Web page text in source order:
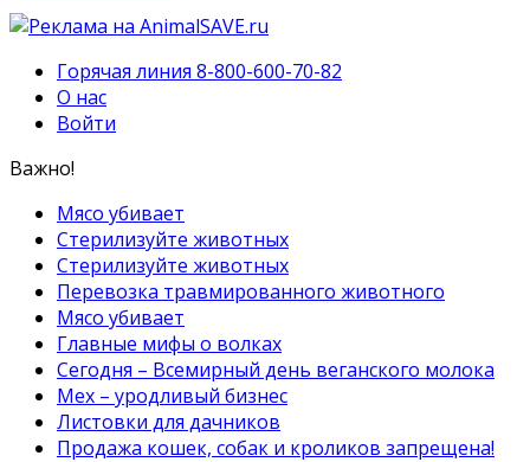
Горячая линия 8-800-600-70-82
О нас
Войти
Важно!
Мясо убивает
Стерилизуйте животных
Стерилизуйте животных
Перевозка травмированного животного
Мясо убивает
Главные мифы о волках
Сегодня – Всемирный день веганского молока
Мех – уродливый бизнес
Листовки для дачников
Продажа кошек, собак и кроликов запрещена!